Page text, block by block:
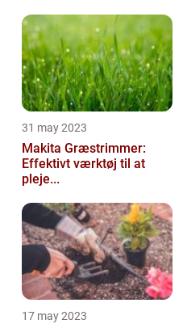
31 may 2023
Makita Græstrimmer:
Effektivt værktøj til at
pleje...
17 may 2023